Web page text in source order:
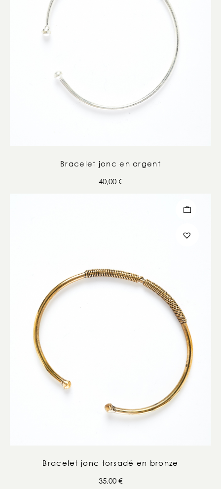
Bracelet jonc en argent
40,00 €
Bracelet jonc torsadé en bronze
35,00 €